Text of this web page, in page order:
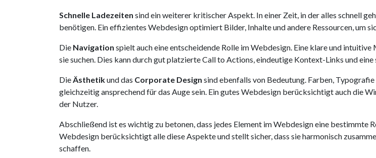
Schnelle Ladezeiten sind ein weiterer kritischer Aspekt. In einer Zeit, in der alles schnell
benötigen. Ein effizientes Webdesign optimiert Bilder, Inhalte und andere Ressourcen, um
Die Navigation spielt auch eine entscheidende Rolle im Webdesign. Eine klare und
sie suchen. Dies kann durch gut platzierte Call to Actions, eindeutige Kontext-Links und
DieÄsthetikund das Corporate Design sind ebenfalls von Bedeutung. Farben,
gleichzeitig ansprechend für das Auge sein. Ein gutes Webdesign berücksichtigt auch die
der Nutzer.
Abschließend ist es wichtig zu betonen, dass jedes Element im Webdesign eine bestimmte
Webdesign berücksichtigt alle diese Aspekte und stellt sicher, dass sie harmonisch
schaffen.